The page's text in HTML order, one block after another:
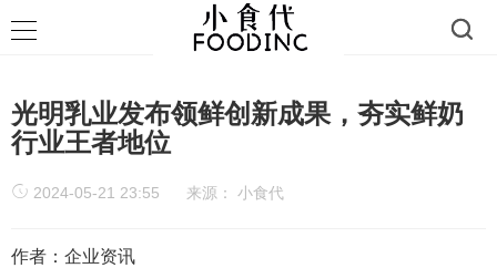
光明乳业发布领鲜创新成果，夯实鲜奶
行业王者地位
2024-05-21 23:55 来源： 小食代
作者：企业资讯